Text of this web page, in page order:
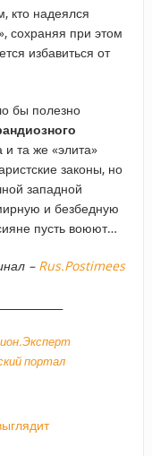
кто надеялся
сохраняя при этом
избавиться от
бы полезно
и та же «элита»
законы, но
западной
и безбедную
пусть воюют…
– Rus.Postimees
портал